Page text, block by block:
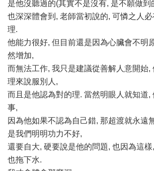
是他沒聽過的(其實不是沒有, 是不願做到
也深深體會到, 老師當初說的, 可憐之人
理.
他能力很好, 但目前還是因為心臟會不明
然增加,
而無法工作, 我只是建議從善解人意開始,
理來說服別人,
而且是他認為對的理. 當然明眼人就知道,
事,
因為他如果不認為自己錯, 那超渡就永遠
是我們明明功力不好,
還要自大, 硬要說是他的問題, 也因為這
也拖下水.